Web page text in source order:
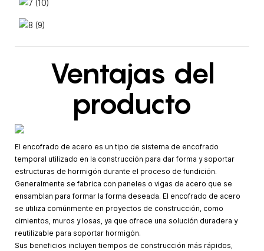
Ventajas del
producto
El encofrado de acero es un tipo de sistema de encofrado
temporal utilizado en la construcción para dar forma y soportar
estructuras de hormigón durante el proceso de fundición.
Generalmente se fabrica con paneles o vigas de acero que se
ensamblan para formar la forma deseada. El encofrado de acero
se utiliza comúnmente en proyectos de construcción, como
cimientos, muros y losas, ya que ofrece una solución duradera y
reutilizable para soportar hormigón.
Sus beneficios incluyen tiempos de construcción más rápidos,